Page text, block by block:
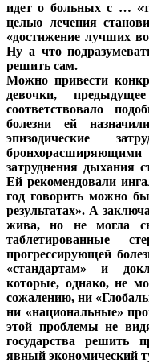
идет о больных с …
целью лечения
«достижение лучших
Ну а что
решить сам.
Можно привести
девочки,
соответствовало
болезни ей
эпизодические
затруднения дыхания
Ей рекомендовали
год говорить можно
результатах». А
жива, но не могла
таблетированные
прогрессирующей
«стандартам» и
которые, однако, не
сожалению, ни
ни «национальные»
этой проблемы не
государства решить
явный экономический